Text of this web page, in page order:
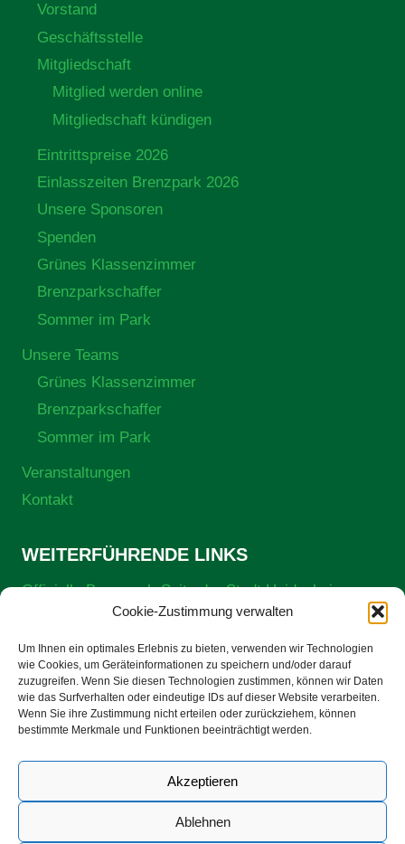
Cookie-Zustimmung verwalten
Um Ihnen ein optimales Erlebnis zu bieten, verwenden wir Technologien
wie Cookies, um Geräteinformationen zu speichern und/oder darauf
zuzugreifen. Wenn Sie diesen Technologien zustimmen, können wir Daten
wie das Surfverhalten oder eindeutige IDs auf dieser Website verarbeiten.
Wenn Sie ihre Zustimmung nicht erteilen oder zurückziehem, können
bestimmte Merkmale und Funktionen beeinträchtigt werden.
Akzeptieren
Ablehnen
Vorstand
Geschäftsstelle
Mitgliedschaft
Mitglied werden online
Mitgliedschaft kündigen
Eintrittspreise 2026
Einlasszeiten Brenzpark 2026
Unsere Sponsoren
Spenden
Grünes Klassenzimmer
Brenzparkschaffer
Sommer im Park
Unsere Teams
Grünes Klassenzimmer
Brenzparkschaffer
Sommer im Park
Veranstaltungen
Kontakt
WEITERFÜHRENDE LINKS
Offizielle Brenzpark-Seite der Stadt Heidenheim
Preise und Öffnungszeiten (Stadt Heidenheim)
Stadt Heidenheim
ZEKK – Zentrum für nachhaltige Energieversorgung,
Klimaschutz und Klimafolgenanpassung gGmbH